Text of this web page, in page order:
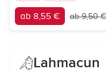
ab 8,55 € ab 9,50 €
Lahmacun